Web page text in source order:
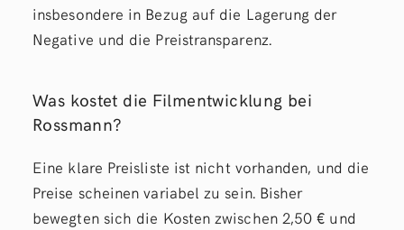
insbesondere in Bezug auf die Lagerung der
Negative und die Preistransparenz.
Was kostet die Filmentwicklung bei
Rossmann?
Eine klare Preisliste ist nicht vorhanden, und die
Preise scheinen variabel zu sein. Bisher
bewegten sich die Kosten zwischen 2,50 € und